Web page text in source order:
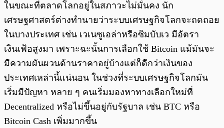
ในขณะที่ตลาดโลกอยู่ในสภาวะไม่มั่นคง นัก
เศรษฐศาสตร์ต่างทำนายว่าระบบเศรษฐกิจโลกจะถดถอย
ในบางประเทศ เช่น เวเนซูเอล่าหรือซิมบับเว มีอัตรา
เงินเฟ้อสูงมา เพราะฉะนั้นการเลือกใช้ Bitcoin แม้มันจะ
มีความผันผวนด้านราคาอยู่บ้างแต่ก็ดีกว่าเงินของ
ประเทศเหล่านี้แน่นอน ในช่วงที่ระบบเศรษฐกิจโลกมัน
เริ่มมีปัญหา หลาย ๆ คนเริ่มมองหาทางเลือกใหม่ที่
Decentralized หรือไม่ขึ้นอยู่กับรัฐบาล เช่น BTC หรือ
Bitcoin Cash เพิ่มมากขึ้น